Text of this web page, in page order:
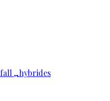
„hybrides